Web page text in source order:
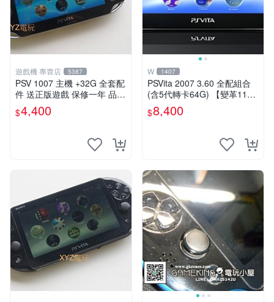
遊戲機 專賣店 5387
PSV 1007 主機 +32G 全套配
件 送正版遊戲 保修一年 品質
有保障
$4,400
W 1407
PSVita 2007 3.60 全配組合
(含5代轉卡64G) 【變革11】
破解改好 + 水晶殼 + 硬殼包
$8,400